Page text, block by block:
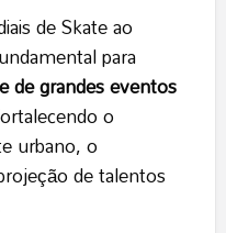
de Skate ao
para
de grandes eventos
o
urbano, o
de talentos